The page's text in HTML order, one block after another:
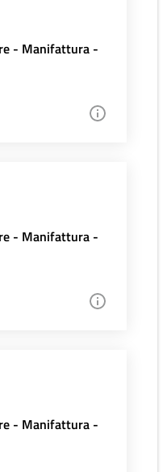
- Manifattura -
- Manifattura -
- Manifattura -